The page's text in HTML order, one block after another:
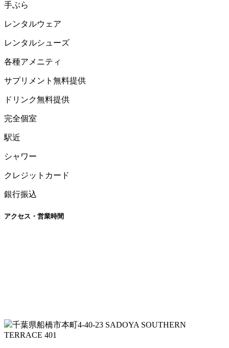
手ぶら
レンタルウェア
レンタルシューズ
各種アメニティ
サプリメント無料提供
ドリンク無料提供
完全個室
駅近
シャワー
クレジットカード
銀行振込
アクセス・営業時間
千葉県船橋市本町4-40-23 SADOYA SOUTHERN
TERRACE 401